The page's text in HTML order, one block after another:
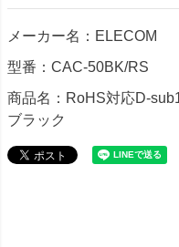
メーカー名：ELECOM
型番：CAC-50BK/RS
商品名：RoHS対応D-
ブラック